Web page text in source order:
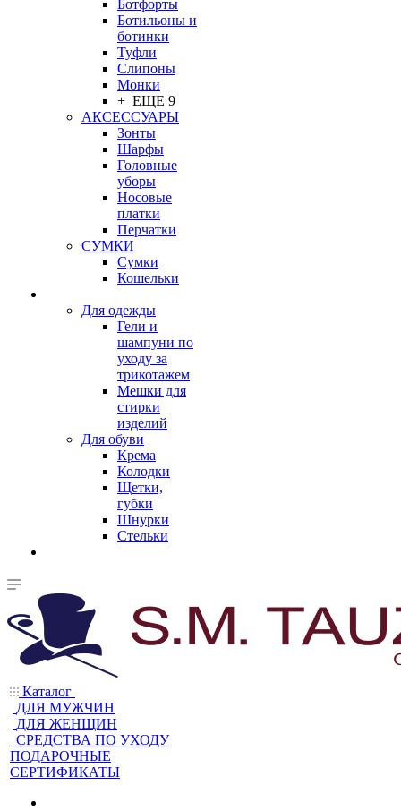
Ботфорты
Ботильоны и
ботинки
Туфли
Слипоны
Монки
+ ЕЩЕ 9
АКСЕССУАРЫ
Зонты
Шарфы
Головные
уборы
Носовые
платки
Перчатки
СУМКИ
Сумки
Кошельки
Для одежды
Гели и
шампуни по
уходу за
трикотажем
Мешки для
стирки
изделий
Для обуви
Крема
Колодки
Щетки,
губки
Шнурки
Стельки
Каталог
ДЛЯ МУЖЧИН
ДЛЯ ЖЕНЩИН
CРЕДСТВА ПО УХОДУ
ПОДАРОЧНЫЕ
СЕРТИФИКАТЫ